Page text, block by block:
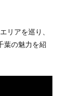
リアを巡り、
葉の魅力を紹